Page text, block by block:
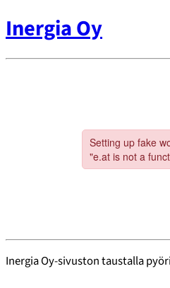
Inergia Oy
Inergia Oy-sivuston taustalla